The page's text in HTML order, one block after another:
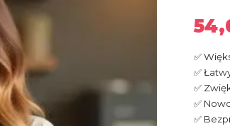
✅
✅
✅
✅
✅